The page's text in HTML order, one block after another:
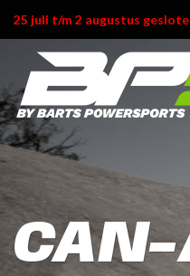
Ga
naar
inhoud
25 juli t/m 2 augustus
CAN-